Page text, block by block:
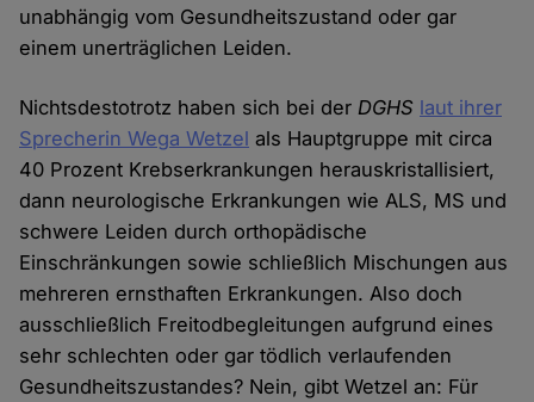
unabhängig vom Gesundheitszustand oder gar
einem unerträglichen Leiden.
Nichtsdestotrotz haben sich bei derDGHS laut ihrer
Sprecherin Wega Wetzel als Hauptgruppe mit circa
40 Prozent Krebserkrankungen herauskristallisiert,
dann neurologische Erkrankungen wie ALS, MS und
schwere Leiden durch orthopädische
Einschränkungen sowie schließlich Mischungen aus
mehreren ernsthaften Erkrankungen. Also doch
ausschließlich Freitodbegleitungen aufgrund eines
sehr schlechten oder gar tödlich verlaufenden
Gesundheitszustandes? Nein, gibt Wetzel an: Für